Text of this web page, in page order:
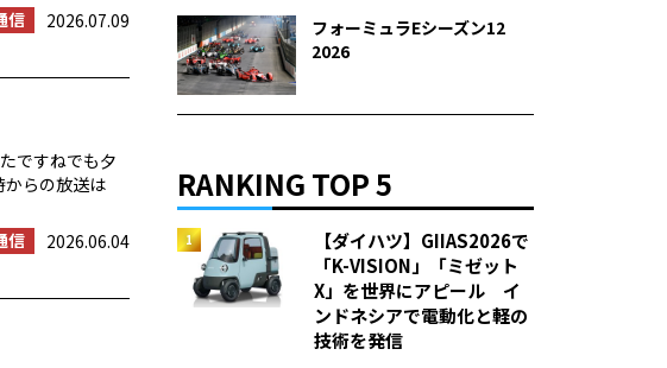
信
2026.07.09
ですねでも夕
からの放送は
信
2026.06.04
フォーミュラEシーズン12
2026
RANKING TOP 5
【ダイハツ】GIIAS2026で
「K-VISION」「ミゼット
X」を世界にアピール イ
ンドネシアで電動化と軽の
技術を発信